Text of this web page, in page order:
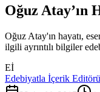
Oğuz Atay’ın
Oğuz Atay'ın hayatı,
ilgili ayrıntılı bilgiler
Eİ
Edebiyatla İçerik Editörü